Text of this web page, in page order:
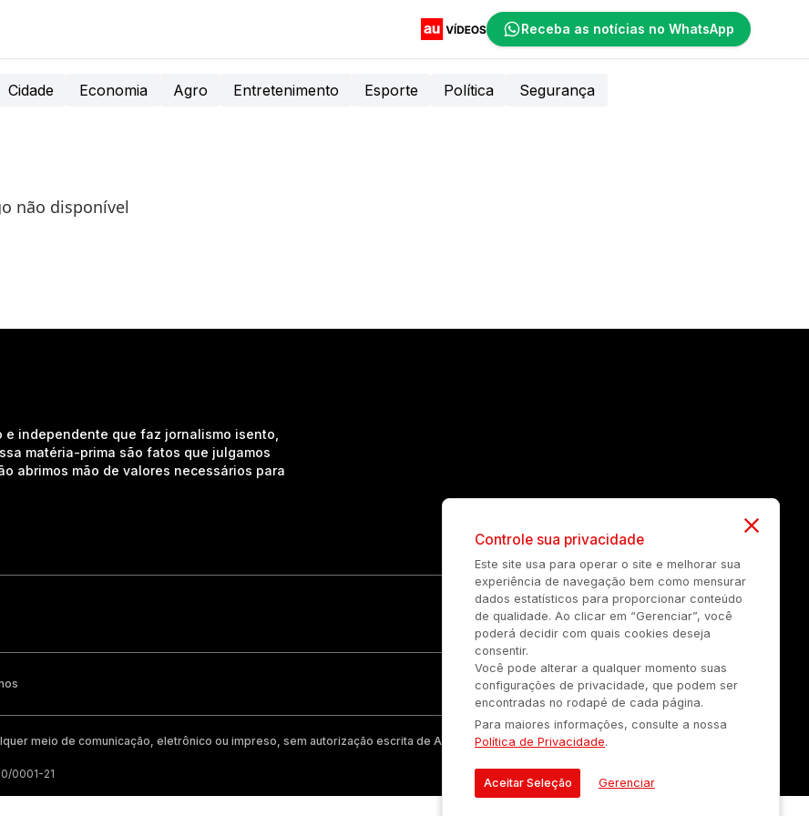
Receba as notícias no WhatsApp
Cidade Economia Agro Entretenimento Esporte Política Segurança
não disponível
independente que faz jornalismo isento,
matéria-prima são fatos que julgamos
abrimos mão de valores necessários para
meio de comunicação, eletrônico ou impreso, sem autorização escrita de Auonline Comunicação Eireli.
0001-21
Controle sua privacidade
Este site usa para operar o site e melhorar sua
experiência de navegação bem como mensurar
dados estatísticos para proporcionar conteúdo
de qualidade. Ao clicar em “Gerenciar”, você
poderá decidir com quais cookies deseja
consentir.
Você pode alterar a qualquer momento suas
configurações de privacidade, que podem ser
encontradas no rodapé de cada página.
Para maiores informações, consulte a nossa
Política de Privacidade.
Aceitar Seleção Gerenciar